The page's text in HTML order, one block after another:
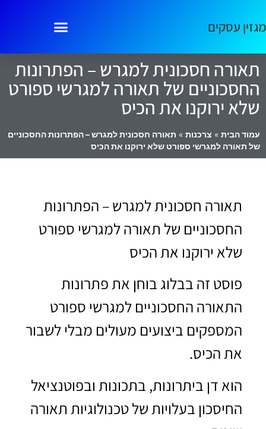
מגזין עסקים
תאורה חסכונית למגרש – הפתרונות
החסכוניים של תאורה למגרשי ספורט
שלא ירוקנו את הכיס
עמוד הבית » צרכנות » תאורה חסכונית למגרש – הפתרונות החסכוניים
של תאורה למגרשי ספורט שלא ירוקנו את הכיס
תאורה חסכונית למגרש – הפתרונות
החסכוניים של תאורה למגרשי ספורט
שלא ירוקנו את הכיס
פוסט זה בבלוג בוחן את פתרונות
התאורה החסכוניים למגרשי ספורט
המספקים ביצועים מעולים מבלי לשבור
את הכיס.
הוא דן ביתרונות, בתכונות ובפוטנציאל
החיסכון בעלויות של טכנולוגיות תאורה